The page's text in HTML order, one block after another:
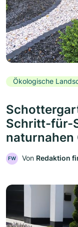
Ökologische
Schritt-für-
naturnahen
FW Von Redaktion